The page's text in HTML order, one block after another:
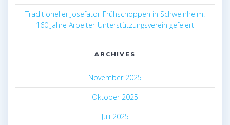
Traditioneller Josefator-Frühschoppen in Schweinheim:
160 Jahre Arbeiter-Unterstützungsverein gefeiert
ARCHIVES
November 2025
Oktober 2025
Juli 2025